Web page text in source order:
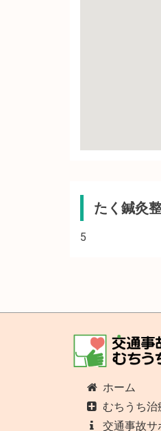
たく鍼灸
5
ホーム
むちうち治
交通事故サ